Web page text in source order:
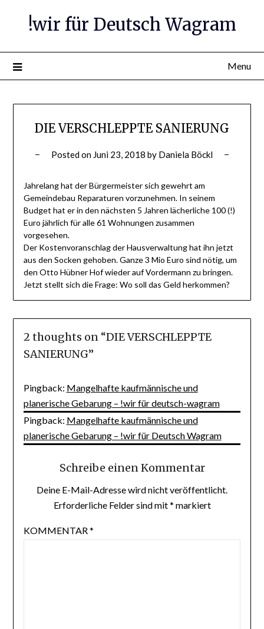
!wir für Deutsch Wagram
Menu
DIE VERSCHLEPPTE SANIERUNG
Posted on Juni 23, 2018 by Daniela Böckl
Jahrelang hat der Bürgermeister sich gewehrt am
Gemeindebau Reparaturen vorzunehmen. In seinem
Budget hat er in den nächsten 5 Jahren lächerliche 100 (!)
Euro jährlich für alle 61 Wohnungen zusammen
vorgesehen.
Der Kostenvoranschlag der Hausverwaltung hat ihn jetzt
aus den Socken gehoben. Ganze 3 Mio Euro sind nötig, um
den Otto Hübner Hof wieder auf Vordermann zu bringen.
Jetzt stellt sich die Frage: Wo soll das Geld herkommen?
2 thoughts on “DIE VERSCHLEPPTE
SANIERUNG”
Pingback: Mangelhafte kaufmännische und
planerische Gebarung – !wir für deutsch-wagram
Pingback: Mangelhafte kaufmännische und
planerische Gebarung – !wir für Deutsch Wagram
Schreibe einen Kommentar
Deine E-Mail-Adresse wird nicht veröffentlicht.
Erforderliche Felder sind mit* markiert
KOMMENTAR*